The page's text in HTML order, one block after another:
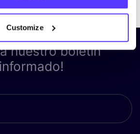
Customize
nuestro boletín